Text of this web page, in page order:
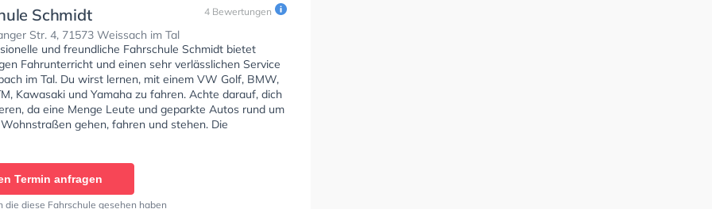
Schmidt
Str. 4, 71573 Weissach im Tal
4 Bewertungen
und freundliche Fahrschule Schmidt bietet
Fahrunterricht und einen sehr verlässlichen Service
im Tal. Du wirst lernen, mit einem VW Golf, BMW,
Kawasaki und Yamaha zu fahren. Achte darauf, dich
da eine Menge Leute und geparkte Autos rund um
gehen, fahren und stehen. Die
bietet Herausragende Bedingungen um deine Klasse
Klasse CE, Klasse L und Klasse T zu erhalten. Die
Kurs in der Schule. In der Fahrschule Schmidt Sie
Termin online anfragen.
Termin anfragen
die diese Fahrschule gesehen haben